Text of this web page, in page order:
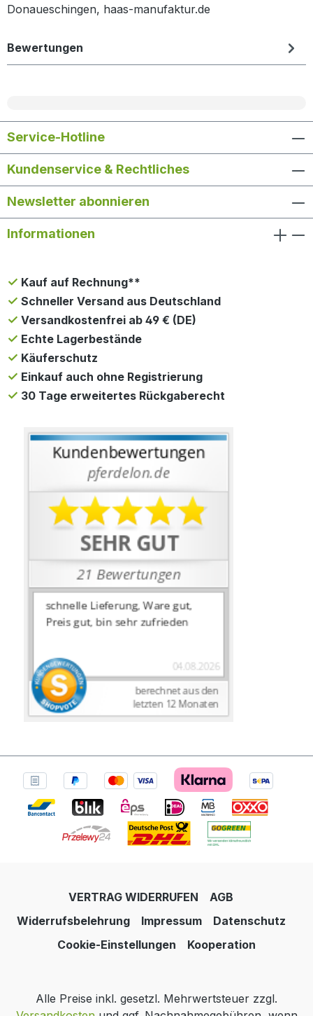
Donaueschingen, haas-manufaktur.de
Bewertungen
Service-Hotline
Kundenservice & Rechtliches
Newsletter abonnieren
Informationen
Kauf auf Rechnung**
Schneller Versand aus Deutschland
Versandkostenfrei ab 49 € (DE)
Echte Lagerbestände
Käuferschutz
Einkauf auch ohne Registrierung
30 Tage erweitertes Rückgaberecht
VERTRAG WIDERRUFEN
AGB
Widerrufsbelehrung
Impressum
Datenschutz
Cookie-Einstellungen
Kooperation
Alle Preise inkl. gesetzl. Mehrwertsteuer zzgl.